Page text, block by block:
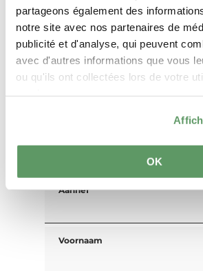
partageons également des
notre site avec nos partenaires de
publicité et d'analyse, qui peuvent
avec d'autres informations que vous
ou qu'ils ont collectées lors de votre
OK
Uw reisdata
Reisdatum
Gasten
Uw contactgegevens
Aanhef
Voornaam